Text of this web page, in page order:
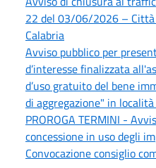
22 del 03/06/2026 –
Calabria
Avviso pubblico per
d’interesse finalizzata
d’uso gratuito del bene
di aggregazione" in
PROROGA TERMINI -
concessione in uso degli
Convocazione consiglio